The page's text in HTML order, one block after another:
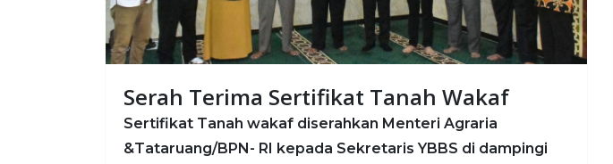
Serah Terima Sertifikat Tanah Wakaf
Sertifikat Tanah wakaf diserahkan Menteri Agraria
&Tataruang/BPN- RI kepada Sekretaris YBBS di dampingi